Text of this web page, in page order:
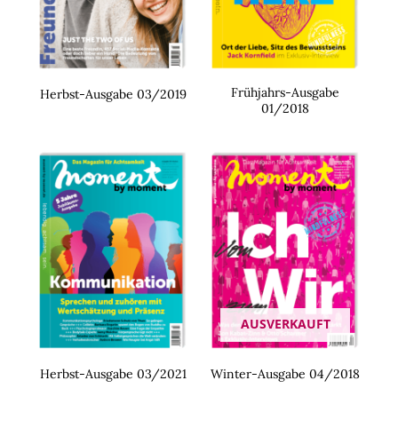
Herbst-Ausgabe 03/2019
Frühjahrs-Ausgabe
01/2018
Herbst-Ausgabe 03/2021
AUSVERKAUFT
Winter-Ausgabe 04/2018